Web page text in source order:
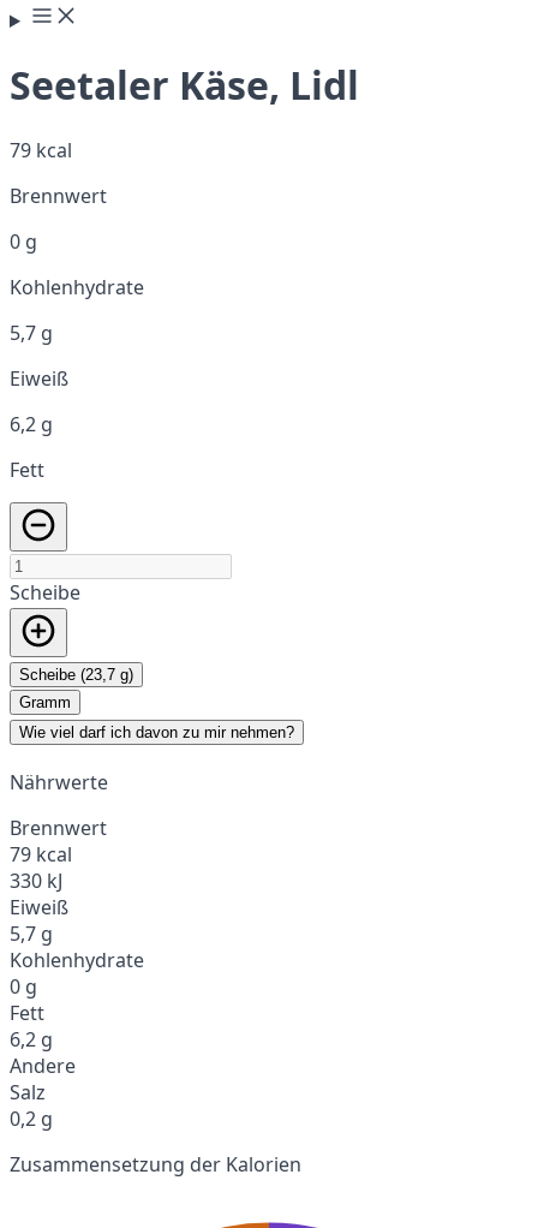
Seetaler Käse, Lidl
79 kcal
Brennwert
0 g
Kohlenhydrate
5,7 g
Eiweiß
6,2 g
Fett
Scheibe
Scheibe (23,7 g)
Gramm
Wie viel darf ich davon zu mir nehmen?
Nährwerte
Brennwert
79 kcal
330 kJ
Eiweiß
5,7 g
Kohlenhydrate
0 g
Fett
6,2 g
Andere
Salz
0,2 g
Zusammensetzung der Kalorien